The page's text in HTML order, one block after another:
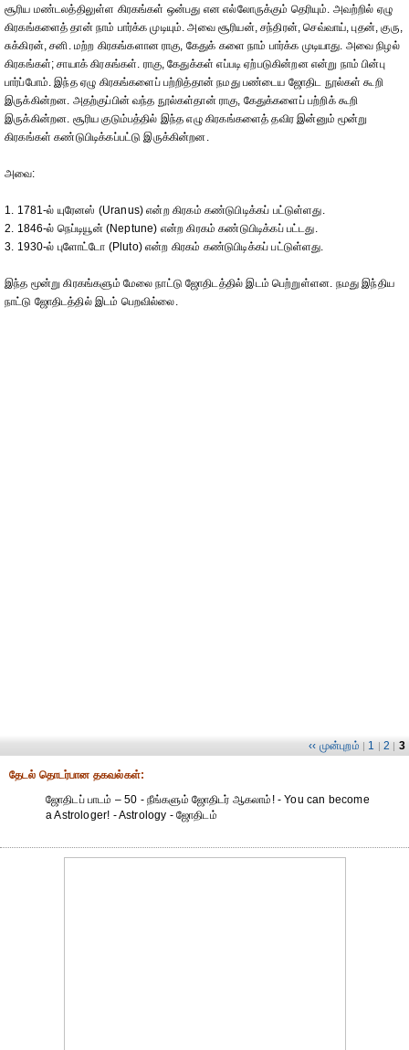
சூரிய மண்டலத்திலுள்ள கிரகங்கள் ஒன்பது என எல்லோருக்கும் தெரியும். அவற்றில் ஏழு
கிரகங்களைத் தான் நாம் பார்க்க முடியும். அவை சூரியன், சந்திரன், செவ்வாய், புதன், குரு,
சுக்கிரன், சனி. மற்ற கிரகங்களான ராகு, கேதுக் களை நாம் பார்க்க முடியாது. அவை நிழல்
கிரகங்கள்; சாயாக் கிரகங்கள். ராகு, கேதுக்கள் எப்படி ஏற்படுகின்றன என்று நாம் பின்பு
பார்ப்போம். இந்த ஏழு கிரகங்களைப் பற்றித்தான் நமது பண்டைய ஜோதிட நூல்கள் கூறி
இருக்கின்றன. அதற்குப்பின் வந்த நூல்கள்தான் ராகு, கேதுக்களைப் பற்றிக் கூறி
இருக்கின்றன. சூரிய குடும்பத்தில் இந்த எழு கிரகங்களைத் தவிர இன்னும் மூன்று
கிரகங்கள் கண்டுபிடிக்கப்பட்டு இருக்கின்றன.
அவை:
1. 1781-ல் யுரேனஸ் (Uranus) என்ற கிரகம் கண்டுபிடிக்கப் பட்டுள்ளது.
2. 1846-ல் நெப்டியூன் (Neptune) என்ற கிரகம் கண்டுபிடிக்கப் பட்டது.
3. 1930-ல் புளோட்டோ (Pluto) என்ற கிரகம் கண்டுபிடிக்கப் பட்டுள்ளது.
இந்த மூன்று கிரகங்களும் மேலை நாட்டு ஜோதிடத்தில் இடம் பெற்றுள்ளன. நமது இந்திய
நாட்டு ஜோதிடத்தில் இடம் பெறவில்லை.
‹‹ முன்புறம் | 1 | 2 | 3
தேட‌ல் தொட‌ர்பான தகவ‌ல்க‌ள்:
ஜோதிடப் பாடம் – 50 - நீங்களும் ஜோதிடர் ஆகலாம்! - You can become
a Astrologer! - Astrology - ஜோதிடம்